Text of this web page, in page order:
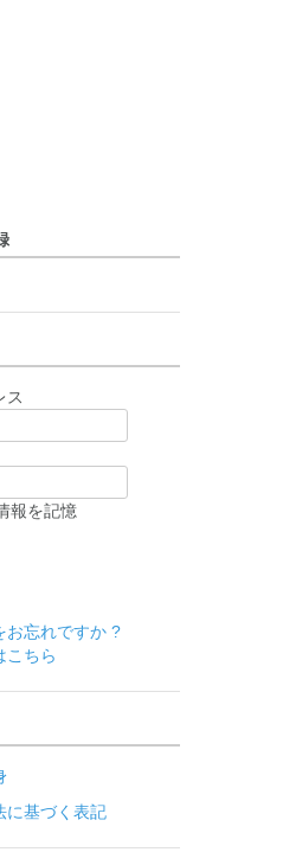
ス
報を記憶
お忘れですか ?
こちら
に基づく表記